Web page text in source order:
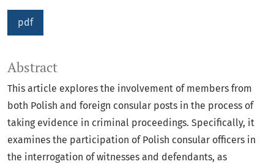
pdf
Abstract
This article explores the involvement of members from
both Polish and foreign consular posts in the process of
taking evidence in criminal proceedings. Specifically, it
examines the participation of Polish consular officers in
the interrogation of witnesses and defendants, as